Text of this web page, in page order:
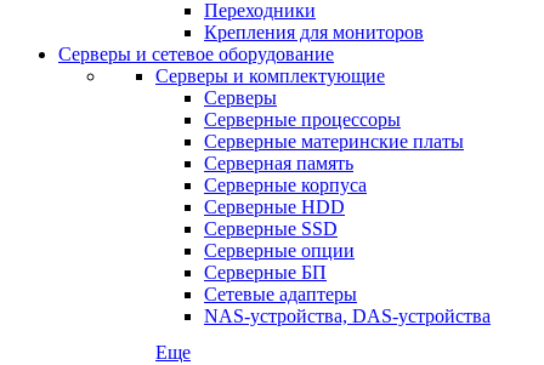
Переходники
Крепления для мониторов
Серверы и сетевое оборудование
Серверы и комплектующие
Серверы
Серверные процессоры
Серверные материнские платы
Серверная память
Серверные корпуса
Серверные HDD
Серверные SSD
Серверные опции
Серверные БП
Сетевые адаптеры
NAS-устройства, DAS-устройства
Еще